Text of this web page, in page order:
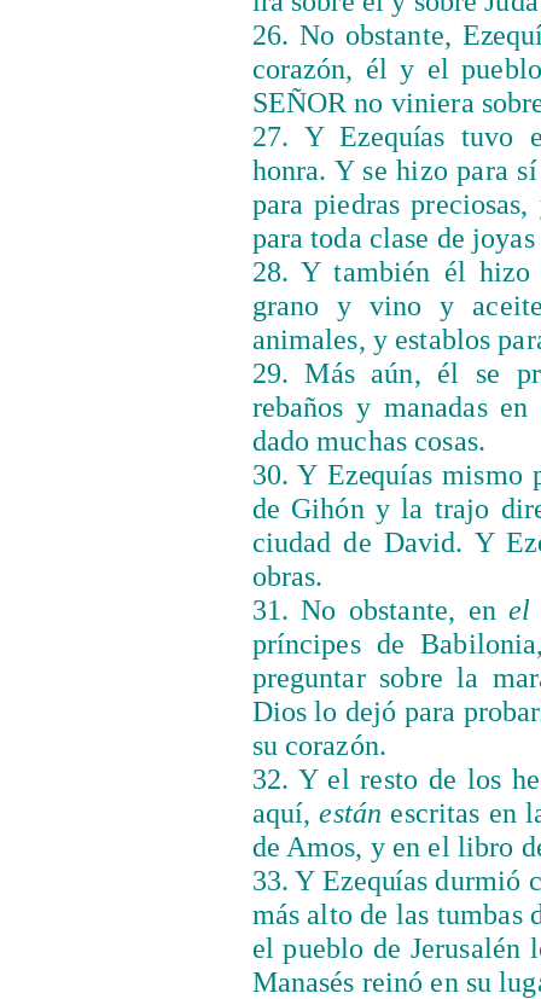
26. No obstante,
corazón, él y el
SEÑOR no viniera
27. YEzequías tuvo
honra. Y se hizo para
para piedras
para toda clase de
28. Y también él hizo
grano y vino y
animales, y establos
29. Más aún, él se
rebaños y manadas
dado muchas cosas.
30. Y Ezequíasmismo
de Gihón y la trajo
ciudad de David. Y
obras.
31. No obstante, enel
príncipes de
preguntar sobre la
Dios lo dejó para
su corazón.
32. Y el resto de los
aquí,están escritas en
de Amos, y en el libro
33. YEzequías durmió
más alto de las tumbas
el pueblo de Jerusalén
Manasés reinó en su